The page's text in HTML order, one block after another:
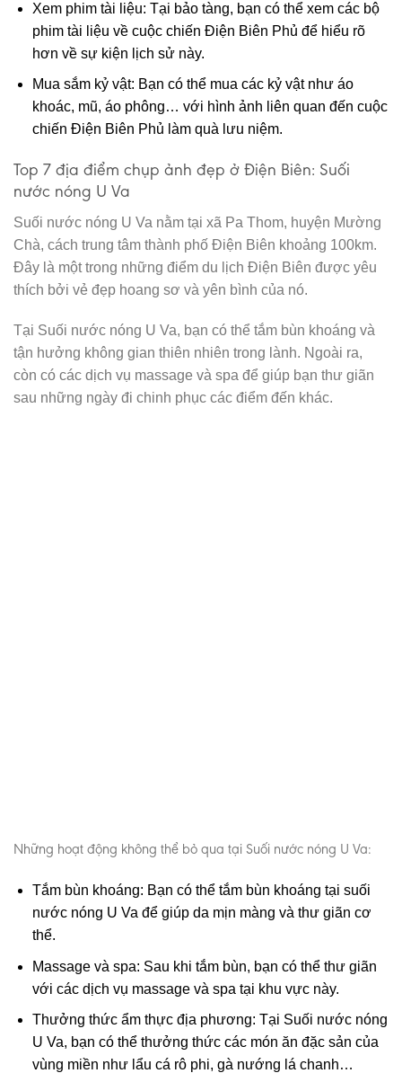
Xem phim tài liệu: Tại bảo tàng, bạn có thể xem các bộ
phim tài liệu về cuộc chiến Điện Biên Phủ để hiểu rõ
hơn về sự kiện lịch sử này.
Mua sắm kỷ vật: Bạn có thể mua các kỷ vật như áo
khoác, mũ, áo phông… với hình ảnh liên quan đến cuộc
chiến Điện Biên Phủ làm quà lưu niệm.
Top 7 địa điểm chụp ảnh đẹp ở Điện Biên: Suối
nước nóng U Va
Suối nước nóng U Va nằm tại xã Pa Thom, huyện Mường
Chà, cách trung tâm thành phố Điện Biên khoảng 100km.
Đây là một trong những điểm du lịch Điện Biên được yêu
thích bởi vẻ đẹp hoang sơ và yên bình của nó.
Tại Suối nước nóng U Va, bạn có thể tắm bùn khoáng và
tận hưởng không gian thiên nhiên trong lành. Ngoài ra,
còn có các dịch vụ massage và spa để giúp bạn thư giãn
sau những ngày đi chinh phục các điểm đến khác.
Những hoạt động không thể bỏ qua tại Suối nước nóng U Va:
Tắm bùn khoáng: Bạn có thể tắm bùn khoáng tại suối
nước nóng U Va để giúp da mịn màng và thư giãn cơ
thể.
Massage và spa: Sau khi tắm bùn, bạn có thể thư giãn
với các dịch vụ massage và spa tại khu vực này.
Thưởng thức ẩm thực địa phương: Tại Suối nước nóng
U Va, bạn có thể thưởng thức các món ăn đặc sản của
vùng miền như lẩu cá rô phi, gà nướng lá chanh…